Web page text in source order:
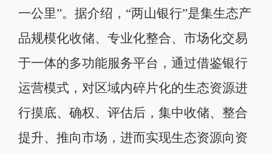
一公里”。据介绍，“两山银行”是集生态产
品规模化收储、专业化整合、市场化交易
于一体的多功能服务平台，通过借鉴银行
运营模式，对区域内碎片化的生态资源进
行摸底、确权、评估后，集中收储、整合
提升、推向市场，进而实现生态资源向资